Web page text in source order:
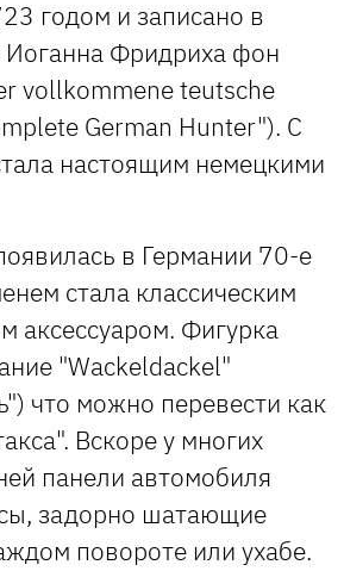
годом и записано в
Иоганна Фридриха фон
vollkommene teutsche
German Hunter"). С
настоящим немецкими
в Германии 70-е
стала классическим
аксессуаром. Фигурка
"Wackeldackel"
что можно перевести как
Вскоре у многих
панели автомобиля
задорно шатающие
повороте или ухабе.